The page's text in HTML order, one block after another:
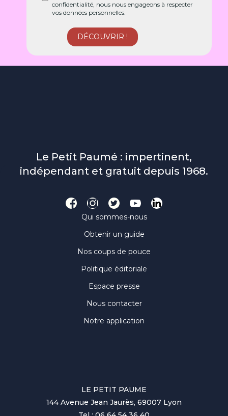
confidentialité, nous nous engageons à respecter
vos données personnelles.
Le Petit Paumé : impertinent,
indépendant et gratuit depuis 1968.
Qui sommes-nous
Obtenir un guide
Nos coups de pouce
Politique éditoriale
Espace presse
Nous contacter
Notre application
LE PETIT PAUME
144 Avenue Jean Jaurès, 69007 Lyon